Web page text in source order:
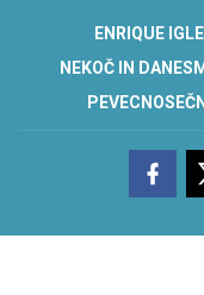
ENRIQUE
NEKOČ IN DANES
PEVEC